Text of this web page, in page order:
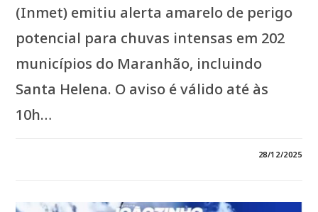
(Inmet) emitiu alerta amarelo de perigo
potencial para chuvas intensas em 202
municípios do Maranhão, incluindo
Santa Helena. O aviso é válido até às
10h…
28/12/2025